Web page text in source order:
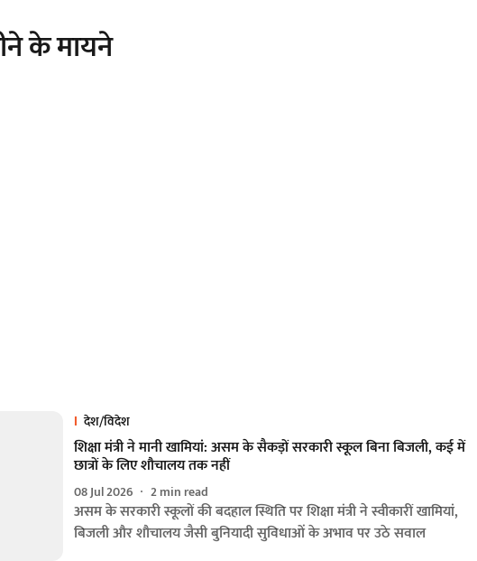
के मायने
देश/विदेश
शिक्षा मंत्री ने मानी खामियां: असम के सैकड़ों सरकारी स्कूल बिना बिजली, कई में
छात्रों के लिए शौचालय तक नहीं
08 Jul 2026 2min read
असम के सरकारी स्कूलों की बदहाल स्थिति पर शिक्षा मंत्री ने स्वीकारीं खामियां,
बिजली और शौचालय जैसी बुनियादी सुविधाओं के अभाव पर उठे सवाल